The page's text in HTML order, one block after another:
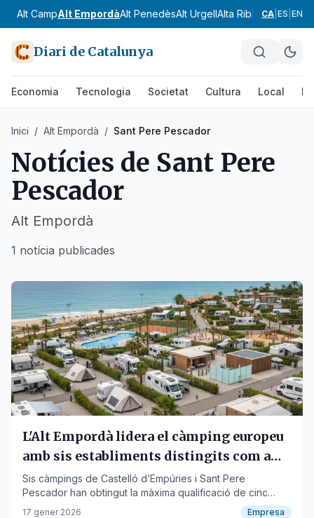
Alt CampAlt EmpordàAlt PenedèsAlt UrgellAlta RibagorçaAnoia
CA ES EN
Diari de Catalunya
Economia Tecnologia Societat Cultura Local
Inici / Alt Empordà / Sant Pere Pescador
Notícies de Sant Pere
Pescador
Alt Empordà
1 notícia publicades
L'Alt Empordà lidera el càmping europeu
amb sis establiments distingits com a
'Top Camping 2026'
Sis càmpings de Castelló d’Empúries i Sant Pere
Pescador han obtingut la màxima qualificació de cinc
estrelles de les entitats ADAC i ANWB.
17 gener 2026 Empresa